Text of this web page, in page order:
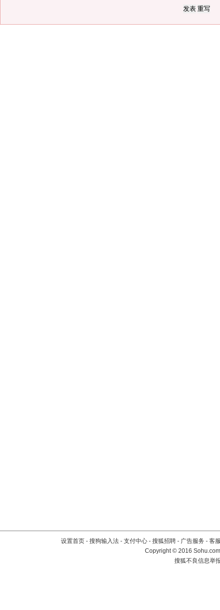
设置首页 - 搜狗输入法 - 支付中心 - 搜狐招聘 - 广告服务 - 客
Copyright©2016
搜狐不良信息举